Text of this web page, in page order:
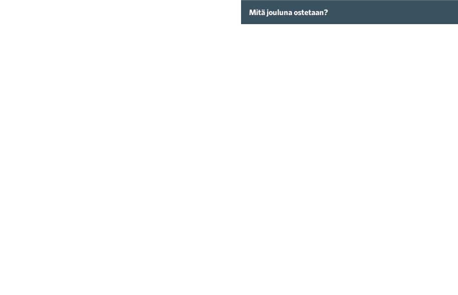
Mitä jouluna ostetaan?